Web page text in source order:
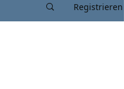
Registrieren